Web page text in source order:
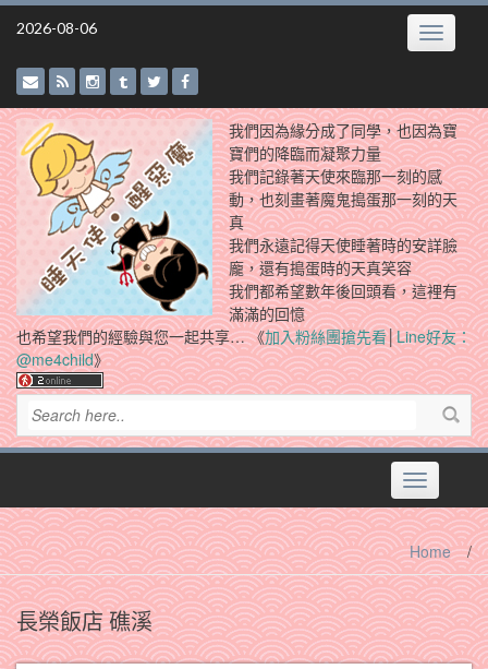
Skip
2026-08-06 Toggle
我們因為緣分成了同學，也因為寶
寶們的降臨而凝聚力量
我們記錄著天使來臨那一刻的感
動，也刻畫著魔鬼搗蛋那一刻的天
真
我們永遠記得天使睡著時的安詳臉
龐，還有搗蛋時的天真笑容
我們都希望數年後回頭看，這裡有
滿滿的回憶
也希望我們的經驗與您一起共享… 《加入粉絲團搶先看│Line好友：
@me4child》
Toggle
navigation
Home /
長榮飯店 礁溪